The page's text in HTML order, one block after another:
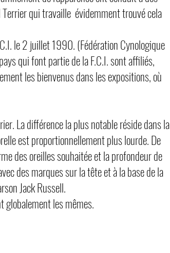
qui travaille évidemment trouvé cela
le 2 juillet 1990. (Fédération Cynologique
qui font partie de la F.C.I. sont affiliés,
les bienvenus dans les expositions, où
La différence la plus notable réside dans la
est proportionnellement plus lourde. De
des oreilles souhaitée et la profondeur de
des marques sur la tête et à la base de la
Jack Russell.
globalement les mêmes.